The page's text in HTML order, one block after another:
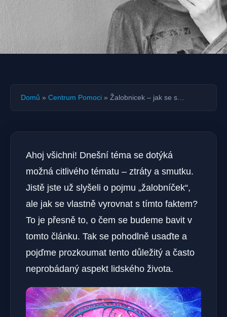
Domů » Centrum Pomoci » Žalobnicek – jak se s…
Ahoj všichni! Dnešní téma se dotýká
možná citlivého tématu – ztráty a smutku.
Jistě jste už slyšeli o pojmu „žalobníček“,
ale jak se vlastně vyrovnat s tímto faktem?
To je přesně to, o čem se budeme bavit v
tomto článku. Tak se pohodlně usaďte a
pojďme prozkoumat tento důležitý a často
neprobádaný aspekt lidského života.